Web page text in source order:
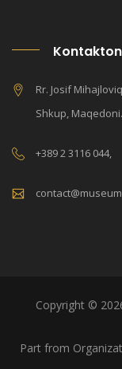
Rr. Josif
Shkup, Maqedoni.
+389 2 3116 044,
Copyright ©
Part from